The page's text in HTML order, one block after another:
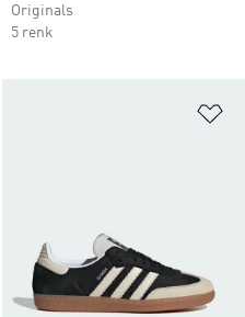
Originals
5 renk